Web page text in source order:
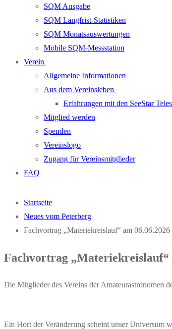
SQM Ausgabe
SQM Langfrist-Statistiken
SQM Monatsauswertungen
Mobile SQM-Messstation
Verein
Allgemeine Informationen
Aus dem Vereinsleben
Erfahrungen mit den SeeStar
Mitglied werden
Spenden
Vereinslogo
Zugang für Vereinsmitglieder
FAQ
Startseite
Neues vom Peterberg
Fachvortrag „Materiekreislauf“ am 06.06.2026
Fachvortrag „Materiekreislauf“
Die Mitglieder des Vereins der Amateurastronomen
Ein Hort der Veränderung scheint unser Universum